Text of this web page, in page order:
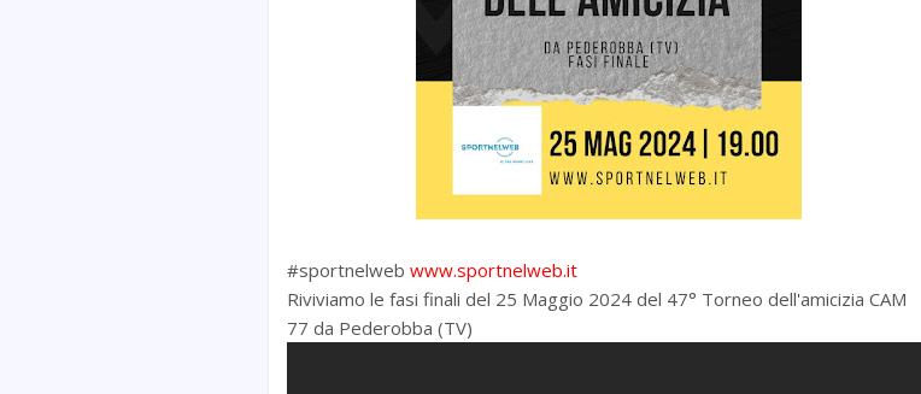
#sportnelweb www.sportnelweb.it
Riviviamo le fasi finali del 25 Maggio 2024 del 47° Torneo dell'amicizia CAM
77 da Pederobba (TV)